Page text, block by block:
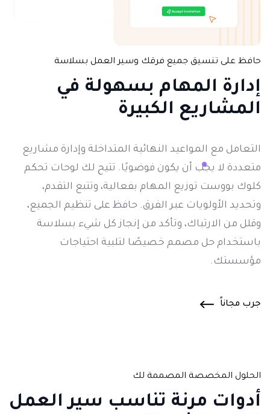
حافظ على تنسيق جميع فرقك وسير العمل بسلاسة
إدارة المهام بسهولة في
المشاريع الكبيرة
التعامل مع المواعيد النهائية المتداخلة وإدارة مشاريع
متعددة لا يجب أن يكون فوضويًا. تتيح لك لوحات تحكم
كلوك بووست توزيع المهام بفعالية، وتتبع التقدم،
وتحديد الأولويات عبر الفرق. حافظ على تنظيم الجميع،
وقلل من الارتباك، وتأكد من إنجاز كل شيء بسلاسة
باستخدام حل مصمم خصيصًا لتلبية احتياجات
مؤسستك.
جرب مجاناً
الحلول المخصصة المصممة لك
أدوات مرنة تناسب سير العمل